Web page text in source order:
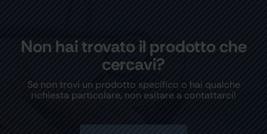
Non hai trovato il prodotto che
cercavi?
Se non trovi un prodotto specifico o hai qualche
richiesta particolare, non esitare a contattarci!